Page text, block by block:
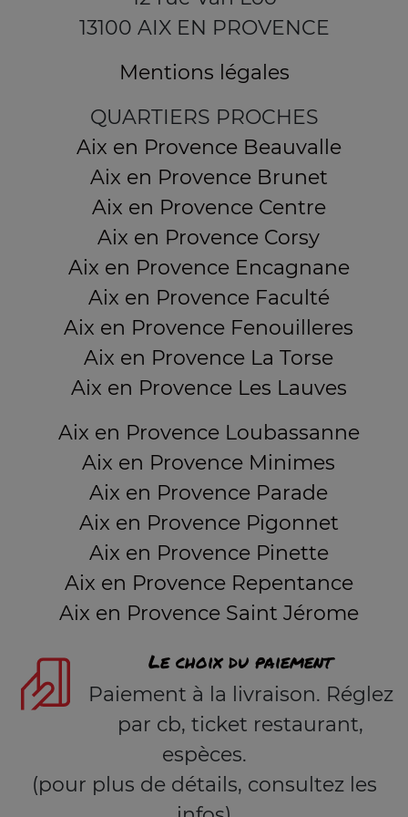
13100 AIX EN PROVENCE
Mentions légales
QUARTIERS PROCHES
Aix en Provence Beauvalle
Aix en Provence Brunet
Aix en Provence Centre
Aix en Provence Corsy
Aix en Provence Encagnane
Aix en Provence Faculté
Aix en Provence Fenouilleres
Aix en Provence La Torse
Aix en Provence Les Lauves
Aix en Provence Loubassanne
Aix en Provence Minimes
Aix en Provence Parade
Aix en Provence Pigonnet
Aix en Provence Pinette
Aix en Provence Repentance
Aix en Provence Saint Jérome
Le choix du paiement
Paiement à la livraison. Réglez
par cb, ticket restaurant,
espèces.
(pour plus de détails, consultez les